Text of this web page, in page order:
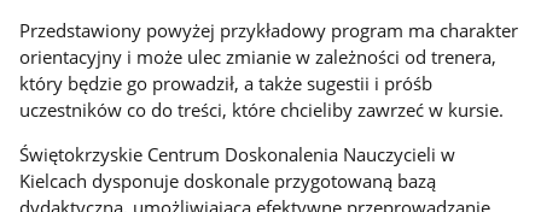
Przedstawiony powyżej przykładowy program ma charakter
orientacyjny i może ulec zmianie w zależności od trenera,
który będzie go prowadził, a także sugestii i próśb
uczestników co do treści, które chcieliby zawrzeć w kursie.
Świętokrzyskie Centrum Doskonalenia Nauczycieli w
Kielcach dysponuje doskonale przygotowaną bazą
dydaktyczną, umożliwiającą efektywne przeprowadzanie